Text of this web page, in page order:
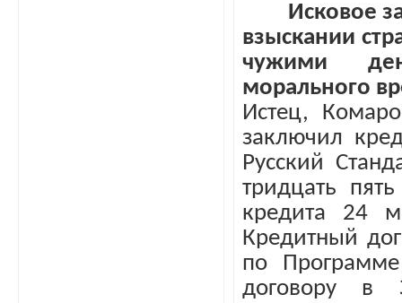
Исковое
взыскании
чужими
морального
Истец,
заключил
Русский
тридцать
кредита 24
Кредитный
по
договору в